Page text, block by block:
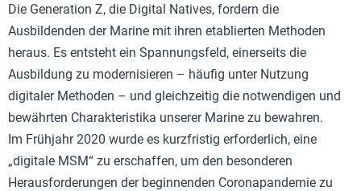
Die Generation Z, die Digital Natives, fordern die
Ausbildenden der Marine mit ihren etablierten Methoden
heraus. Es entsteht ein Spannungsfeld, einerseits die
Ausbildung zu modernisieren – häufig unter Nutzung
digitaler Methoden – und gleichzeitig die notwendigen und
bewährten Charakteristika unserer Marine zu bewahren.
Im Frühjahr 2020 wurde es kurzfristig erforderlich, eine
„digitale MSM“ zu erschaffen, um den besonderen
Herausforderungen der beginnenden Coronapandemie zu